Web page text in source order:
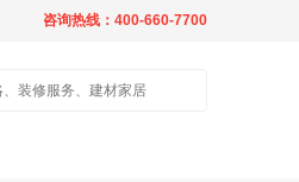
咨询热线：400-660-7700